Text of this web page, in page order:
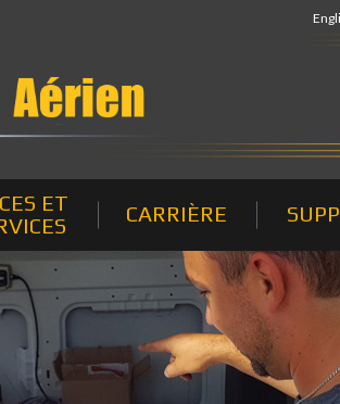
ET
CARRIÈRE